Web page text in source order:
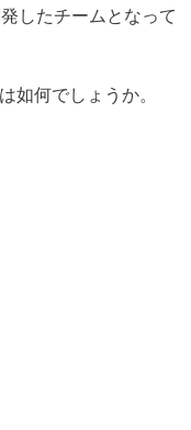
したチームとなって
如何でしょうか。